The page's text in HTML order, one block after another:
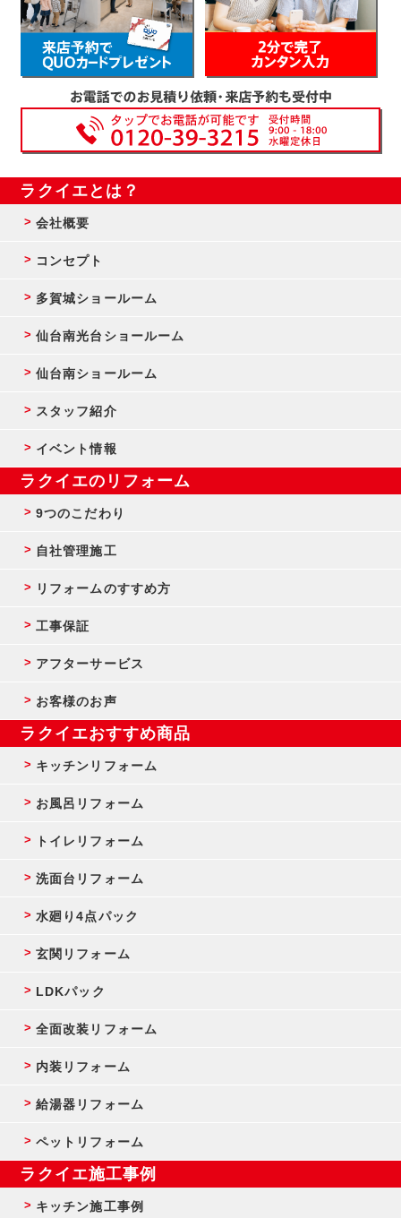
ラクイエとは？
会社概要
コンセプト
多賀城ショールーム
仙台南光台ショールーム
仙台南ショールーム
スタッフ紹介
イベント情報
ラクイエのリフォーム
9つのこだわり
自社管理施工
リフォームのすすめ方
工事保証
アフターサービス
お客様のお声
ラクイエおすすめ商品
キッチンリフォーム
お風呂リフォーム
トイレリフォーム
洗面台リフォーム
水廻り4点パック
玄関リフォーム
LDKパック
全面改装リフォーム
内装リフォーム
給湯器リフォーム
ペットリフォーム
ラクイエ施工事例
キッチン施工事例